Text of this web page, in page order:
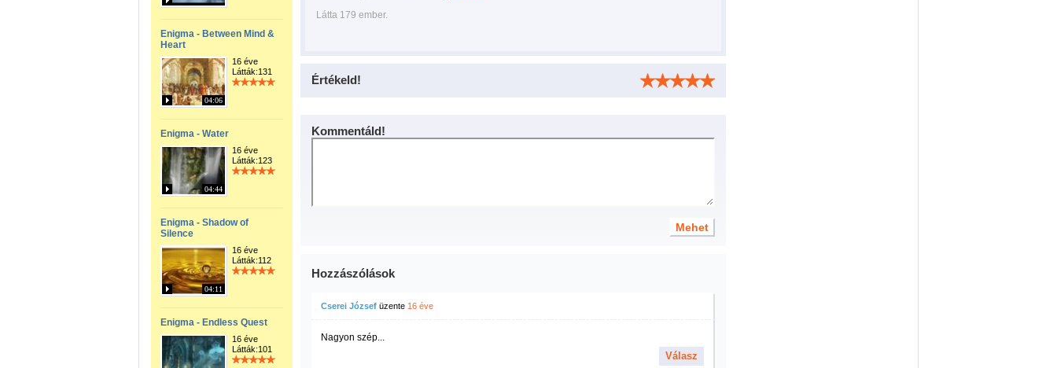
Enigma - Between Mind &
Heart
04:06
16 éve
Látták:131
Enigma - Water
04:44
16 éve
Látták:123
Enigma - Shadow of
Silence
04:11
16 éve
Látták:112
Enigma - Endless Quest
16 éve
Látták:101
Látta 179 ember.
Értékeld!
Kommentáld!
Hozzászólások
Cserei József üzente 16 éve
Nagyon szép...
Válasz